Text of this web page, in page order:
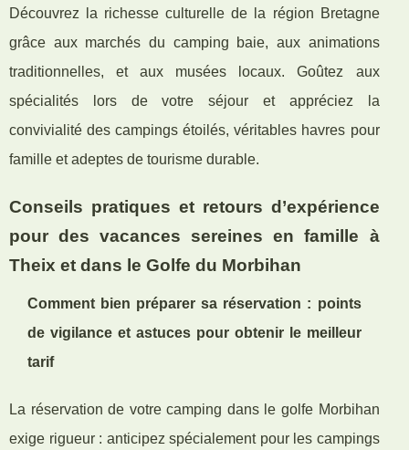
Découvrez la richesse culturelle de la région Bretagne
grâce aux marchés du camping baie, aux animations
traditionnelles, et aux musées locaux. Goûtez aux
spécialités lors de votre séjour et appréciez la
convivialité des campings étoilés, véritables havres pour
famille et adeptes de tourisme durable.
Conseils pratiques et retours d’expérience
pour des vacances sereines en famille à
Theix et dans le Golfe du Morbihan
Comment bien préparer sa réservation : points
de vigilance et astuces pour obtenir le meilleur
tarif
La réservation de votre camping dans le golfe Morbihan
exige rigueur : anticipez spécialement pour les campings